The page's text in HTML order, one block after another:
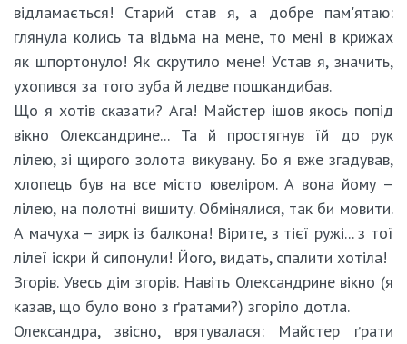
відламається! Старий став я, а добре пам'ятаю:
глянула колись та відьма на мене, то мені в крижах
як шпортонуло! Як скрутило мене! Устав я, значить,
ухопився за того зуба й ледве пошкандибав.
Що я хотів сказати? Ага! Майстер ішов якось попід
вікно Олександрине... Та й простягнув їй до рук
лілею, зі щирого золота викувану. Бо я вже згадував,
хлопець був на все місто ювеліром. А вона йому –
лілею, на полотні вишиту. Обмінялися, так би мовити.
А мачуха – зирк із балкона! Вірите, з тієї ружі... з тої
лілеї іскри й сипонули! Його, видать, спалити хотіла!
Згорів. Увесь дім згорів. Навіть Олександрине вікно (я
казав, що було воно з ґратами?) згоріло дотла.
Олександра, звісно, врятувалася: Майстер ґрати